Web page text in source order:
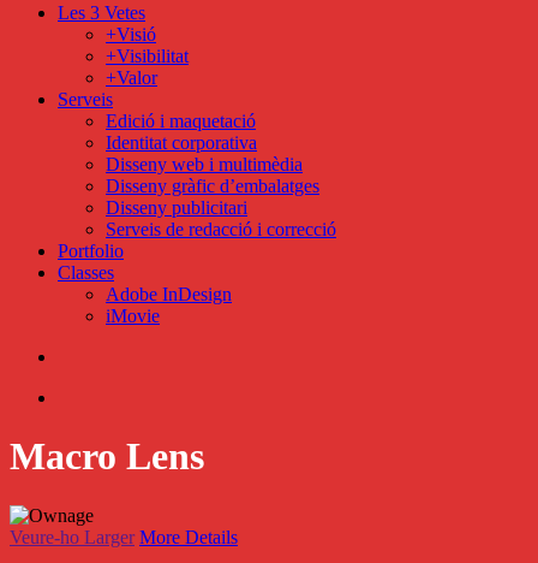
search
Menu
Les 3 Vetes
+Visió
+Visibilitat
+Valor
Serveis
Edició i maquetació
Identitat corporativa
Disseny web i multimèdia
Disseny gràfic d’embalatges
Disseny publicitari
Serveis de redacció i correcció
Portfolio
Classes
Adobe InDesign
iMovie
Macro Lens
Veure-ho Larger More Details